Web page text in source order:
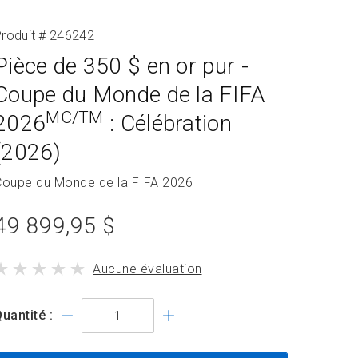
# 246242
de 350 $ en or pur -
du Monde de la FIFA
MC/TM : Célébration
du Monde de la FIFA 2026
899,95 $
le
Aucune évaluation
: